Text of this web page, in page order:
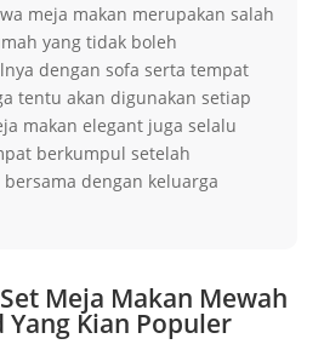
meja makan merupakan salah
yang tidak boleh
dengan sofa serta tempat
tentu akan digunakan setiap
makan elegant juga selalu
berkumpul setelah
dengan keluarga
Meja Makan Mewah
Yang Kian Populer